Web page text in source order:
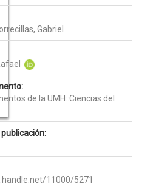
Gabriel
de la UMH::Ciencias del
publicación:
11000/5271